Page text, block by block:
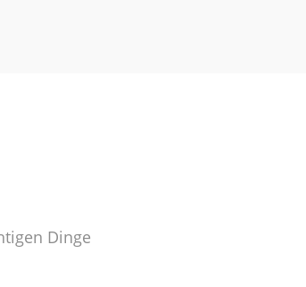
Dinge